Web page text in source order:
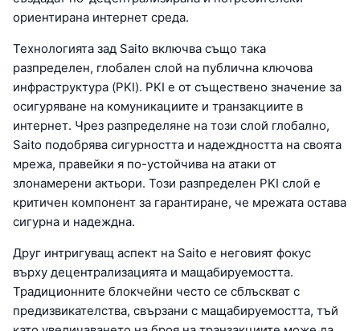
ориентирана интернет среда.
Технологията зад Saito включва също така
разпределен, глобален слой на публична ключова
инфраструктура (PKI). PKI е от съществено значение за
осигуряване на комуникациите и транзакциите в
интернет. Чрез разпределяне на този слой глобално,
Saito подобрява сигурността и надеждността на своята
мрежа, правейки я по-устойчива на атаки от
злонамерени актьори. Този разпределен PKI слой е
критичен компонент за гарантиране, че мрежата остава
сигурна и надеждна.
Друг интригуващ аспект на Saito е неговият фокус
върху децентрализацията и мащабируемостта.
Традиционните блокчейни често се сблъскват с
предизвикателства, свързани с мащабируемостта, тъй